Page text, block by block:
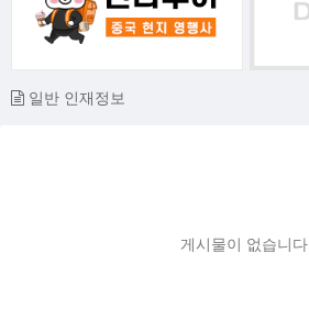
일반 인재정보
게시물이 없습니다.